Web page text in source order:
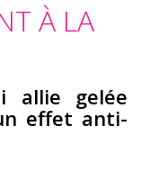
À LA
allie gelée
effet anti-